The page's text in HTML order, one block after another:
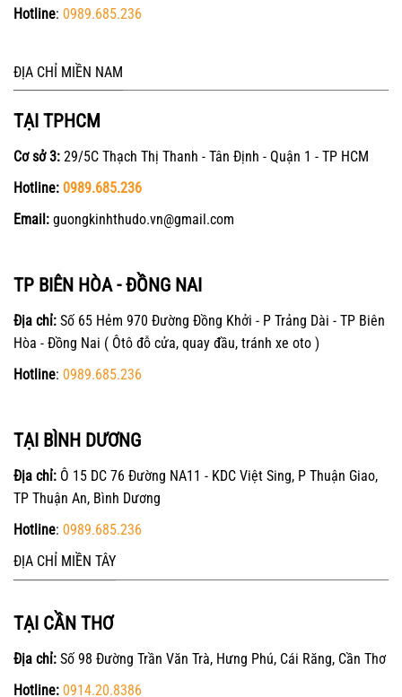
Hotline: 0989.685.236
ĐỊA CHỈ MIỀN NAM
TẠI TPHCM
Cơ sở 3: 29/5C Thạch Thị Thanh - Tân Định - Quận 1 - TP HCM
Hotline: 0989.685.236
Email: guongkinhthudo.vn@gmail.com
TP BIÊN HÒA - ĐỒNG NAI
Địa chỉ: Số 65 Hẻm 970 Đường Đồng Khởi - P Trảng Dài - TP Biên
Hòa - Đồng Nai ( Ôtô đỗ cửa, quay đầu, tránh xe oto )
Hotline: 0989.685.236
TẠI BÌNH DƯƠNG
Địa chỉ: Ô 15 DC 76 Đường NA11 - KDC Việt Sing, P Thuận Giao,
TP Thuận An, Bình Dương
Hotline: 0989.685.236
ĐỊA CHỈ MIỀN TÂY
TẠI CẦN THƠ
Địa chỉ: Số 98 Đường Trần Văn Trà, Hưng Phú, Cái Răng, Cần Thơ
Hotline: 0914.20.8386